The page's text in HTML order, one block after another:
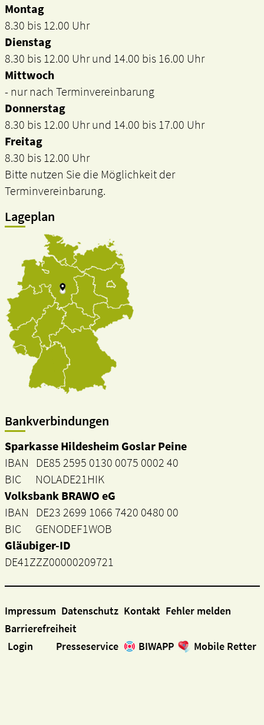
Montag
8.30 bis 12.00 Uhr
Dienstag
8.30 bis 12.00 Uhr und 14.00 bis 16.00 Uhr
Mittwoch
- nur nach Terminvereinbarung
Donnerstag
8.30 bis 12.00 Uhr und 14.00 bis 17.00 Uhr
Freitag
8.30 bis 12.00 Uhr
Bitte nutzen Sie die Möglichkeit der
Terminvereinbarung.
Lageplan
Bankverbindungen
Sparkasse Hildesheim Goslar Peine
IBAN DE85 2595 0130 0075 0002 40
BIC NOLADE21HIK
Volksbank BRAWO eG
IBAN DE23 2699 1066 7420 0480 00
BIC GENODEF1WOB
Gläubiger-ID
DE41ZZZ00000209721
Impressum Datenschutz Kontakt Fehler melden
Barrierefreiheit
Login
Presseservice BIWAPP Mobile Retter